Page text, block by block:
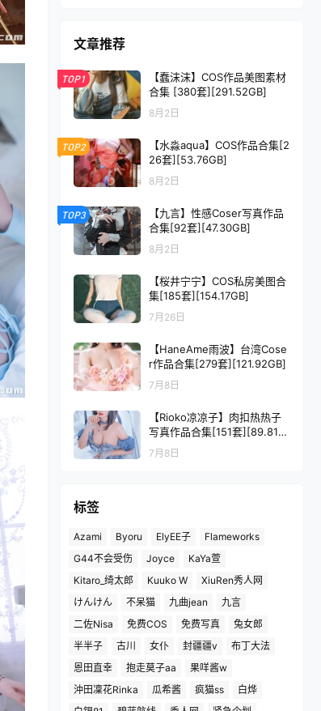
文章推荐
TOP1
【蠢沫沫】COS作品美图素材
合集 [380套][291.52GB]
8月2日
TOP2
【水淼aqua】COS作品合集[2
26套][53.76GB]
8月2日
TOP3
【九言】性感Coser写真作品
合集[92套][47.30GB]
8月2日
【桜井宁宁】COS私房美图合
集[185套][154.17GB]
7月26日
【HaneAme雨波】台湾Cose
r作品合集[279套][121.92GB]
7月8日
【Rioko凉凉子】肉扣热热子
写真作品合集[151套][89.81G
B]
7月8日
标签
Azami Byoru ElyEE子
Flameworks
G44不会受伤
Joyce
KaYa萱
Kitaro_绮太郎
Kuuko W
XiuRen秀人网
けんけん
不呆猫 九曲jean
九言
二佐Nisa
免费COS 免费写真
兔女郎
半半子
古川 女仆 封疆疆v
布丁大法
恩田直幸
抱走莫子aa
果咩酱w
沖田凜花Rinka
瓜希酱 疯猫ss
白烨